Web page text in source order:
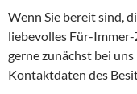
Wenn Sie bereit sind,
liebevolles Für-Immer-
gerne zunächst bei
Kontaktdaten des